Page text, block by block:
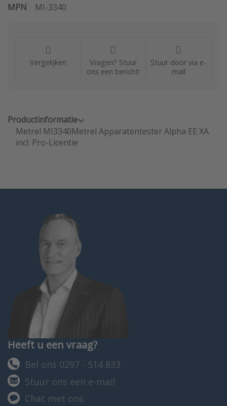
MPN
MI-3340
Vergelijken
Vragen? Stuur
ons een bericht!
Stuur door via e-
mail
Productinformatie
Metrel MI3340Metrel Apparatentester Alpha EE XA
incl. Pro-Licentie
Heeft u een vraag?
Bel ons 0297 - 514 833
Stuur ons een e-mail
Chat met ons